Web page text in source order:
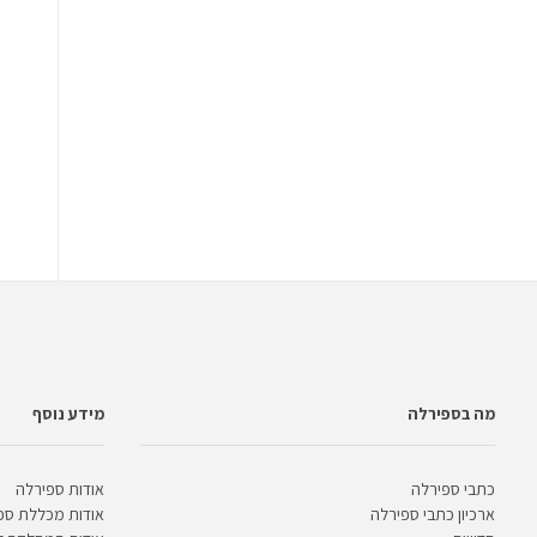
מידע נוסף
אודות ספירלה
אודות מכללת
מה בספירלה
כתבי ספירלה
ארכיון כתבי ספירלה